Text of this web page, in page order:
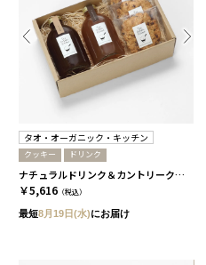
タオ・オーガニック・キッチン
クッキー ドリンク
ナチュラルドリンク＆カントリークッキーセット［タオ・オーガニック・キッチン］
￥5,616 （税込）
最短8月19日(水)にお届け